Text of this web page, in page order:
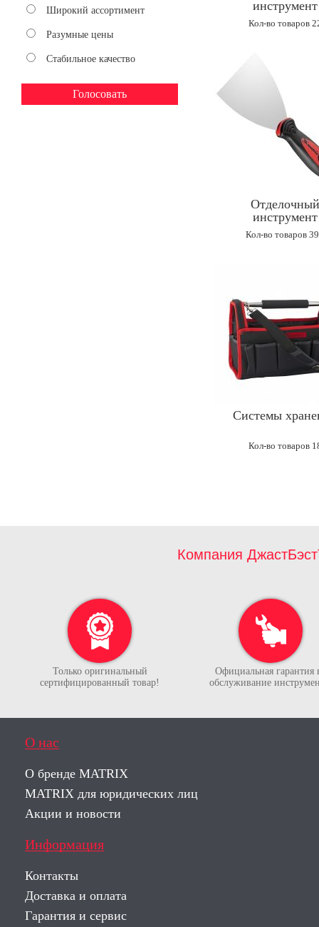
Широкий ассортимент
Разумные цены
Стабильное качество
инструмент
Кол-во товаров
Отделочный
инструмент
Кол-во товаров
Системы
Кол-во товаров
Компания
Только оригинальный
сертифицированный товар!
Официальная гарантия
обслуживание
О нас
О бренде MATRIX
MATRIX для юридических лиц
Акции и новости
Информация
Контакты
Доставка и оплата
Гарантия и сервис